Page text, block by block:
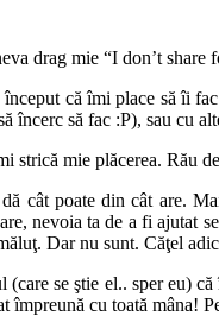
drag mie “I don’t share
că îmi place să îi
încerc să fac :P), sau cu
strică mie plăcerea. Rău
cât poate din cât are.
nevoia ta de a fi ajutat
Dar nu sunt. Căţel
(care se ştie el.. sper eu)
împreună cu toată mâna!